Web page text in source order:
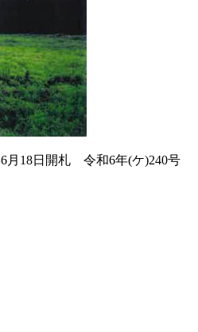
月18日開札 令和6年(ケ)240号